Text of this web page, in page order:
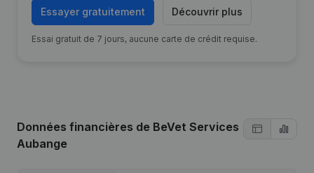
Essayer gratuitement Découvrir plus
Essai gratuit de 7 jours, aucune carte de crédit requise.
Données financières de BeVet Services
Aubange